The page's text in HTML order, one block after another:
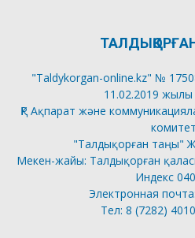
"Taldykorgan-online.kz" №
11.02.2019 жылы
ҚР Ақпарат және
"Талдықорған таңы"
Мекен-жайы: Талдықорған
Индекс
Электронная
Тел: 8 (7282)